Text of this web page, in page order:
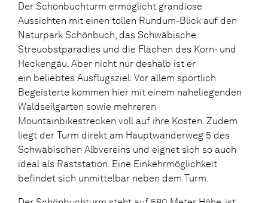
Der Schönbuchturm ermöglicht grandiose
Aussichten mit einen tollen Rundum-Blick auf den
Naturpark Schönbuch, das Schwäbische
Streuobstparadies und die Flächen des Korn- und
Heckengäu. Aber nicht nur deshalb ist er
ein beliebtes Ausflugsziel. Vor allem sportlich
Begeisterte kommen hier mit einem naheliegenden
Waldseilgarten sowie mehreren
Mountainbikestrecken voll auf ihre Kosten. Zudem
liegt der Turm direkt am Hauptwanderweg 5 des
Schwäbischen Albvereins und eignet sich so auch
ideal als Raststation. Eine Einkehrmöglichkeit
befindet sich unmittelbar neben dem Turm.